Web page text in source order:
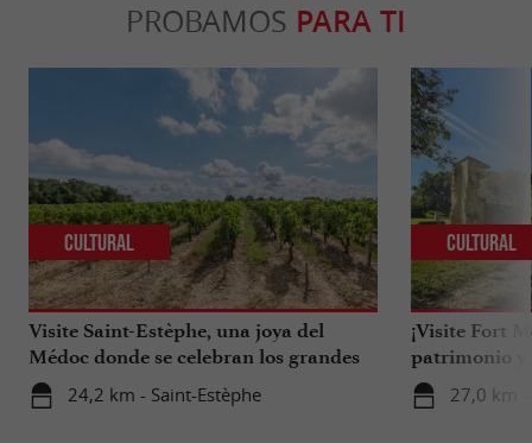
PROBAMOS PARA TI
Visite Saint-Estèphe, una joya del
Médoc donde se celebran los grandes
vinos.
24,2 km - Saint-Estèphe
Cultural
¡Visite Fort
patrimonio y
27,0 km -
Cultural